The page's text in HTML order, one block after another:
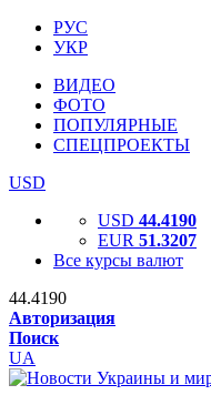
РУС
УКР
ВИДЕО
ФОТО
ПОПУЛЯРНЫЕ
СПЕЦПРОЕКТЫ
USD
USD 44.4190
EUR 51.3207
Все курсы валют
44.4190
Авторизация
Поиск
UA